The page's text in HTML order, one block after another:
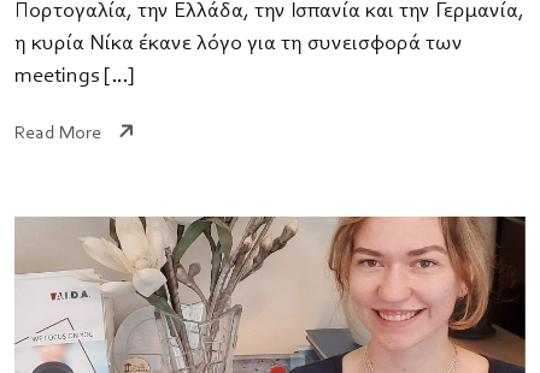
Πορτογαλία, την Ελλάδα, την Ισπανία και την Γερμανία,
η κυρία Νίκα έκανε λόγο για τη συνεισφορά των
meetings […]
Read More